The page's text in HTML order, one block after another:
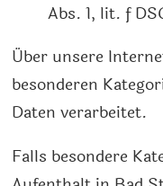
Abs. 1, lit. f
Über unsere
besonderen
Daten verarbeitet.
Falls besondere